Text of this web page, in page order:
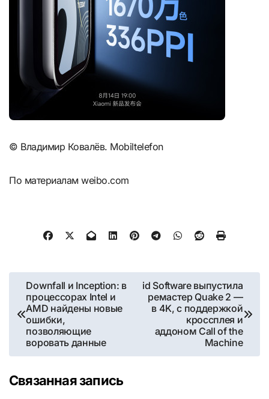
© Владимир Ковалёв. Mobiltelefon
По материалам weibo.com
Навигация
по
записям
Downfall и Inception: в
процессорах Intel и
AMD найдены новые
ошибки,
позволяющие
воровать данные
id Software выпустила
ремастер Quake 2 —
в 4K, с поддержкой
кроссплея и
аддоном Call of the
Machine
Связанная запись